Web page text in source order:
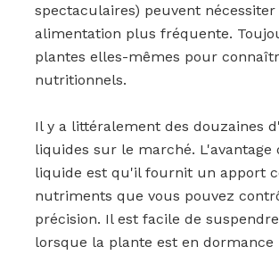
spectaculaires) peuvent nécessiter
alimentation plus fréquente.
plantes elles-mêmes pour
nutritionnels.
Il y a littéralement des douzaines
liquides sur le marché. L'avantage
liquide est qu'il fournit un apport
nutriments que vous pouvez
précision. Il est facile de
lorsque la plante est en dormance